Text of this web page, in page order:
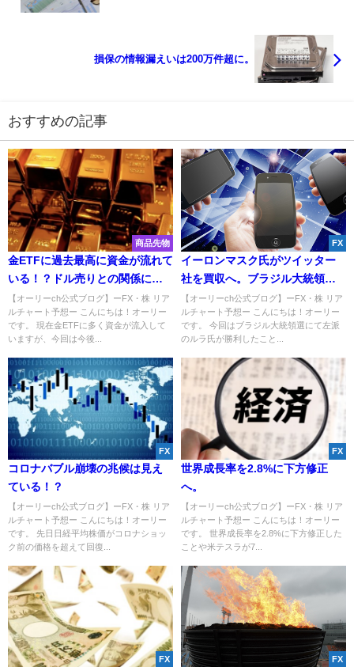
損保の情報漏えいは200万件超に。
おすすめの記事
商品先物
金ETFに過去最高に資金が流れて
いる！？ドル売りとの関係につ
いて解説【商品先物】
【オーリーch公式ブログ】ーFX・株 リア
ルチャート予想ー こんにちは！オーリー
です。 現在金ETFに多く資金が流入して
いますが、今回は今後...
FX
イーロンマスク氏がツイッター
社を買収へ。ブラジル大統領選
にて左派のルラ氏が勝利か。
【オーリーch公式ブログ】ーFX・株 リア
ルチャート予想ー こんにちは！オーリー
です。 今回はブラジル大統領選にて左派
のルラ氏が勝利したこと...
FX
コロナバブル崩壊の兆候は見え
ている！？
【オーリーch公式ブログ】ーFX・株 リア
ルチャート予想ー こんにちは！オーリー
です。 先日日経平均株価がコロナショッ
ク前の価格を超えて回復...
FX
世界成長率を2.8%に下方修正
へ。
【オーリーch公式ブログ】ーFX・株 リア
ルチャート予想ー こんにちは！オーリー
です。 世界成長率を2.8%に下方修正した
ことや米テスラが7...
FX FX